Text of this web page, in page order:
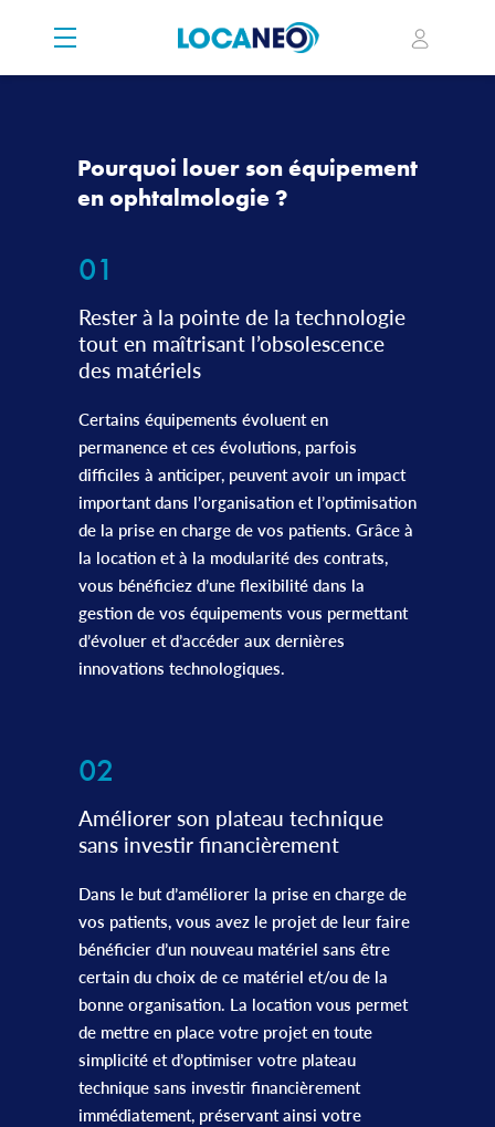
Pourquoi louer son équipement
en ophtalmologie ?
01
Rester à la pointe de la technologie
tout en maîtrisant l’obsolescence
des matériels
Certains équipements évoluent en
permanence et ces évolutions, parfois
difficiles à anticiper, peuvent avoir un impact
important dans l’organisation et l’optimisation
de la prise en charge de vos patients. Grâce à
la location et à la modularité des contrats,
vous bénéficiez d’une flexibilité dans la
gestion de vos équipements vous permettant
d’évoluer et d’accéder aux dernières
innovations technologiques.
02
Améliorer son plateau technique
sans investir financièrement
Dans le but d’améliorer la prise en charge de
vos patients, vous avez le projet de leur faire
bénéficier d’un nouveau matériel sans être
certain du choix de ce matériel et/ou de la
bonne organisation. La location vous permet
de mettre en place votre projet en toute
simplicité et d’optimiser votre plateau
technique sans investir financièrement
immédiatement, préservant ainsi votre